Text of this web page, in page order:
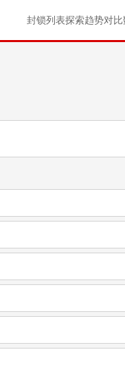
封锁列表探索趋势对比